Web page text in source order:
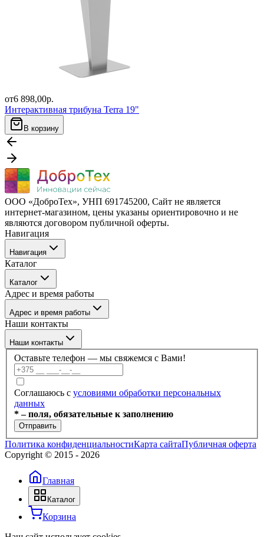
от6 898,00р.
Интерактивная трибуна Terra 19"
В корзину
ООО «ДоброТех», УНП 691745200, Cайт не является
интернет-магазином, цены указаны ориентировочно и не
являются договором публичной оферты.
Навигация
Навигация
Бренды
О компании
Покупателю
Контакты
Блог
Каталог
Каталог
Каталог
Услуги
Адрес и время работы
Адрес и время работы
г. Минск, ул. Филимонова 55/3, каб 309а
Пн–Пт: 09:00–17:30
Наши контакты
Наши контакты
+375 (17) 336-59-98
+375 (29) 686-60-22
+375 (44) 703-66-40
info@dobroteh.by
Оставьте телефон — мы свяжемся с Вами!
Соглашаюсь с условиями обработки персональных
данных
* – поля, обязательные к заполнению
Отправить
Политика конфиденциальностиКарта сайтаПубличная оферта
Copyright © 2015 - 2026
Главная
Каталог
Корзина